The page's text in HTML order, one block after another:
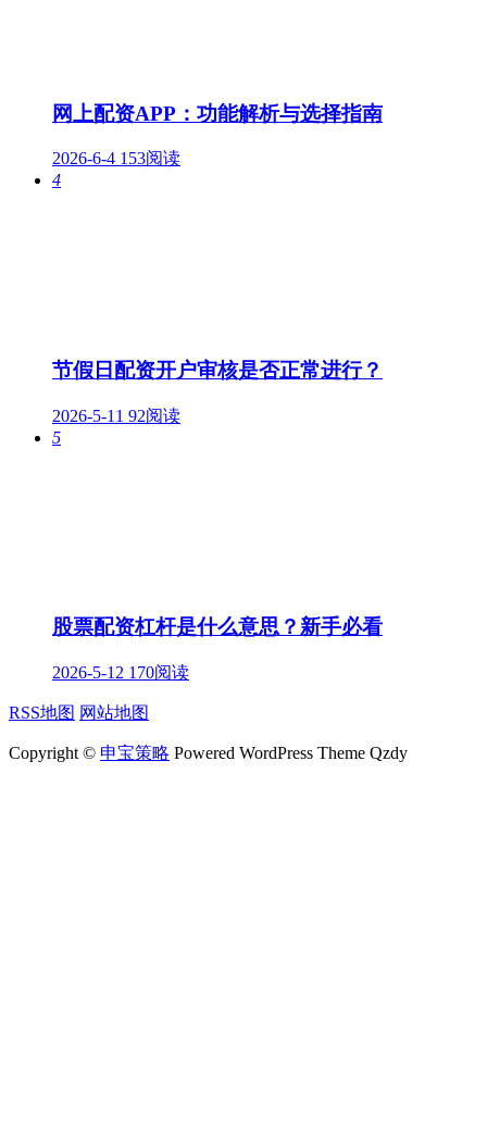
网上配资APP：功能解析与选择指南
2026-6-4 153阅读
4
节假日配资开户审核是否正常进行？
2026-5-11 92阅读
5
股票配资杠杆是什么意思？新手必看
2026-5-12 170阅读
RSS地图 网站地图
Copyright © 申宝策略 Powered WordPress Theme Qzdy